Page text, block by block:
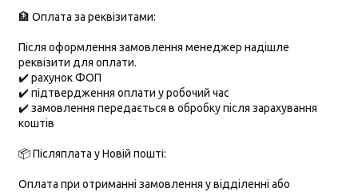
🏦 Оплата за реквізитами:
Після оформлення замовлення менеджер надішле
реквізити для оплати.
✔️ рахунок ФОП
✔️ підтвердження оплати у робочий час
✔️ замовлення передається в обробку після зарахування
коштів
📦 Післяплата у Новій пошті:
Оплата при отриманні замовлення у відділенні або